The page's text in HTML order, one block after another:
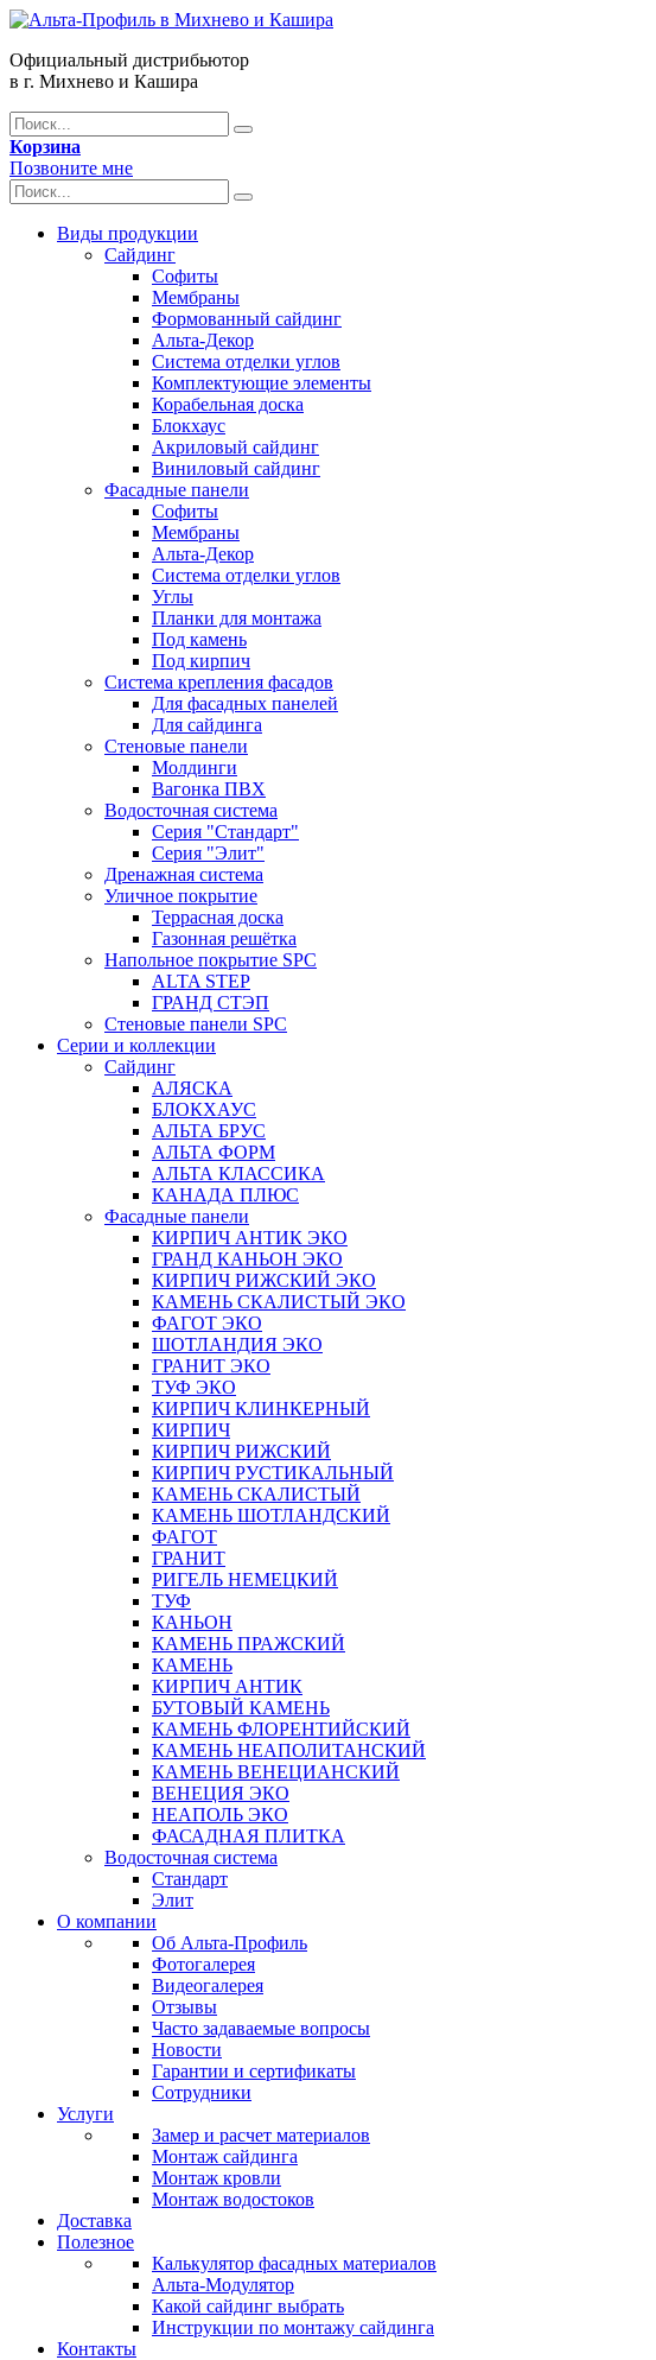
Официальный дистрибьютор
в г. Михнево и Кашира
Корзина
Позвоните мне
Виды продукции
Сайдинг
Софиты
Мембраны
Формованный сайдинг
Альта-Декор
Система отделки углов
Комплектующие элементы
Корабельная доска
Блокхаус
Акриловый сайдинг
Виниловый сайдинг
Фасадные панели
Софиты
Мембраны
Альта-Декор
Система отделки углов
Углы
Планки для монтажа
Под камень
Под кирпич
Система крепления фасадов
Для фасадных панелей
Для сайдинга
Стеновые панели
Молдинги
Вагонка ПВХ
Водосточная система
Серия "Стандарт"
Серия "Элит"
Дренажная система
Уличное покрытие
Террасная доска
Газонная решётка
Напольное покрытие SPC
ALTA STEP
ГРАНД СТЭП
Стеновые панели SPC
Серии и коллекции
Сайдинг
АЛЯСКА
БЛОКХАУС
АЛЬТА БРУС
АЛЬТА ФОРМ
АЛЬТА КЛАССИКА
КАНАДА ПЛЮС
Фасадные панели
КИРПИЧ АНТИК ЭКО
ГРАНД КАНЬОН ЭКО
КИРПИЧ РИЖСКИЙ ЭКО
КАМЕНЬ СКАЛИСТЫЙ ЭКО
ФАГОТ ЭКО
ШОТЛАНДИЯ ЭКО
ГРАНИТ ЭКО
ТУФ ЭКО
КИРПИЧ КЛИНКЕРНЫЙ
КИРПИЧ
КИРПИЧ РИЖСКИЙ
КИРПИЧ РУСТИКАЛЬНЫЙ
КАМЕНЬ СКАЛИСТЫЙ
КАМЕНЬ ШОТЛАНДСКИЙ
ФАГОТ
ГРАНИТ
РИГЕЛЬ НЕМЕЦКИЙ
ТУФ
КАНЬОН
КАМЕНЬ ПРАЖСКИЙ
КАМЕНЬ
КИРПИЧ АНТИК
БУТОВЫЙ КАМЕНЬ
КАМЕНЬ ФЛОРЕНТИЙСКИЙ
КАМЕНЬ НЕАПОЛИТАНСКИЙ
КАМЕНЬ ВЕНЕЦИАНСКИЙ
ВЕНЕЦИЯ ЭКО
НЕАПОЛЬ ЭКО
ФАСАДНАЯ ПЛИТКА
Водосточная система
Стандарт
Элит
О компании
Об Альта-Профиль
Фотогалерея
Видеогалерея
Отзывы
Часто задаваемые вопросы
Новости
Гарантии и сертификаты
Сотрудники
Услуги
Замер и расчет материалов
Монтаж сайдинга
Монтаж кровли
Монтаж водостоков
Доставка
Полезное
Калькулятор фасадных материалов
Альта-Модулятор
Какой сайдинг выбрать
Инструкции по монтажу сайдинга
Контакты